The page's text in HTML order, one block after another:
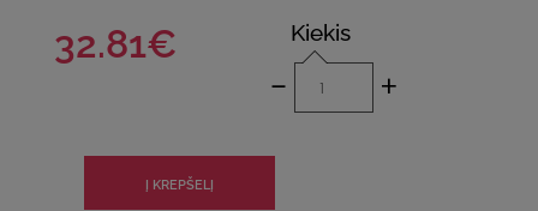
32.81€ Kiekis
- +